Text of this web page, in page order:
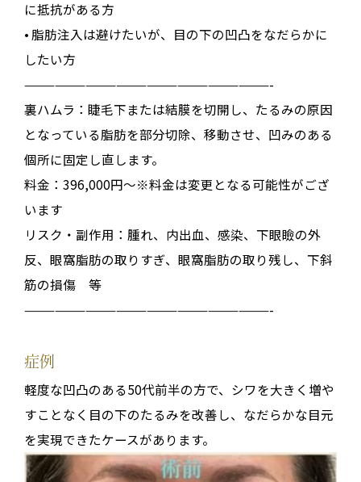
に抵抗がある方
• 脂肪注入は避けたいが、目の下の凹凸をなだらかに
したい方
————————————————————————-
裏ハムラ：睫毛下または結膜を切開し、たるみの原因
となっている脂肪を部分切除、移動させ、凹みのある
個所に固定し直します。
料金：396,000円～※料金は変更となる可能性がござ
います
リスク・副作用：腫れ、内出血、感染、下眼瞼の外
反、眼窩脂肪の取りすぎ、眼窩脂肪の取り残し、下斜
筋の損傷 等
————————————————————————-
症例
軽度な凹凸のある50代前半の方で、シワを大きく増や
すことなく目の下のたるみを改善し、なだらかな目元
を実現できたケースがあります。